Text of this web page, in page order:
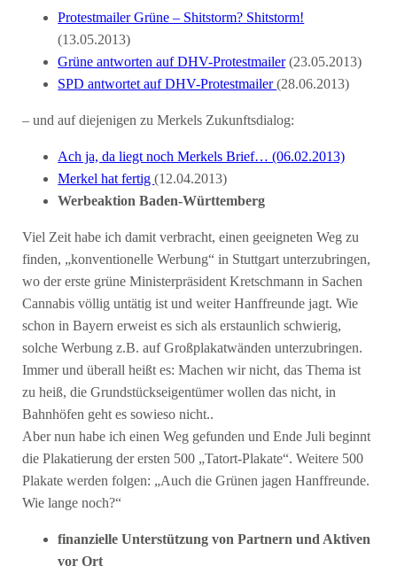
Protestmailer Grüne – Shitstorm? Shitstorm!
(13.05.2013)
Grüne antworten auf DHV-Protestmailer(23.05.2013)
SPD antwortet auf DHV-Protestmailer(28.06.2013)
– und auf diejenigen zu Merkels Zukunftsdialog:
Ach ja, da liegt noch Merkels Brief… (06.02.2013)
Merkel hat fertig(12.04.2013)
Werbeaktion Baden-Württemberg
Viel Zeit habe ich damit verbracht, einen geeigneten Weg zu
finden, „konventionelle Werbung“ in Stuttgart unterzubringen,
wo der erste grüne Ministerpräsident Kretschmann in Sachen
Cannabis völlig untätig ist und weiter Hanffreunde jagt. Wie
schon in Bayern erweist es sich als erstaunlich schwierig,
solche Werbung z.B. auf Großplakatwänden unterzubringen.
Immer und überall heißt es: Machen wir nicht, das Thema ist
zu heiß, die Grundstückseigentümer wollen das nicht, in
Bahnhöfen geht es sowieso nicht..
Aber nun habe ich einen Weg gefunden und Ende Juli beginnt
die Plakatierung der ersten 500 „Tatort-Plakate“. Weitere 500
Plakate werden folgen: „Auch die Grünen jagen Hanffreunde.
Wie lange noch?“
finanzielle Unterstützung von Partnern und Aktiven
vor Ort